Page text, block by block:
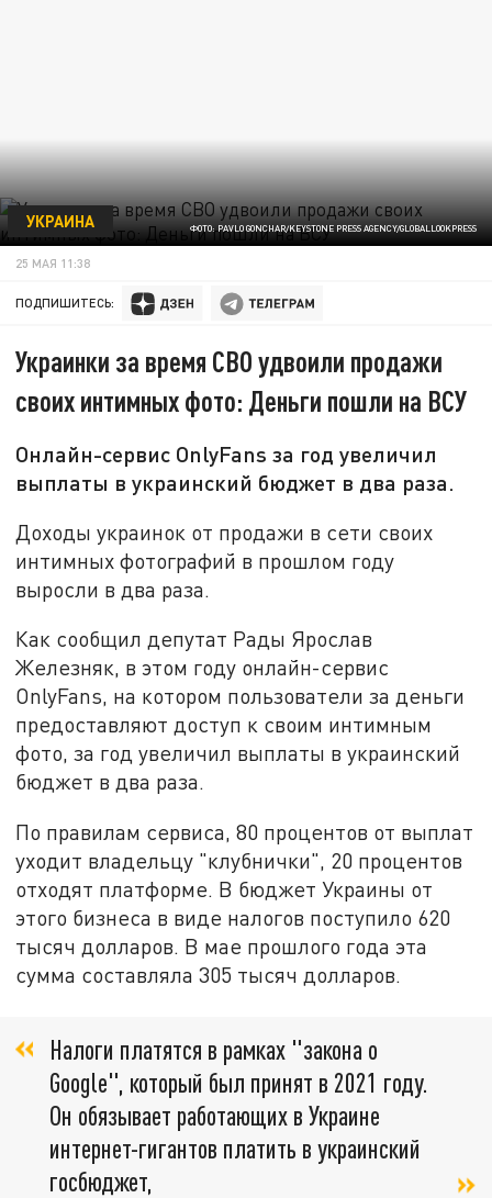
ФОТО: PAVLO GONCHAR/KEYSTONE PRESS AGENCY/GLOBALLOOKPRESS
УКРАИНА
25 МАЯ 11:38
ПОДПИШИТЕСЬ:
Украинки за время СВО удвоили продажи
своих интимных фото: Деньги пошли на ВСУ
Онлайн-сервис OnlyFans за год увеличил
выплаты в украинский бюджет в два раза.
Доходы украинок от продажи в сети своих
интимных фотографий в прошлом году
выросли в два раза.
Как сообщил депутат Рады Ярослав
Железняк, в этом году онлайн-сервис
OnlyFans, на котором пользователи за деньги
предоставляют доступ к своим интимным
фото, за год увеличил выплаты в украинский
бюджет в два раза.
По правилам сервиса, 80 процентов от выплат
уходит владельцу "клубнички", 20 процентов
отходят платформе. В бюджет Украины от
этого бизнеса в виде налогов поступило 620
тысяч долларов. В мае прошлого года эта
сумма составляла 305 тысяч долларов.
Налоги платятся в рамках "закона о
Google", который был принят в 2021 году.
Он обязывает работающих в Украине
интернет-гигантов платить в украинский
госбюджет,